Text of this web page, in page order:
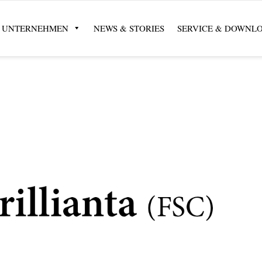
UNTERNEHMEN NEWS & STORIES SERVICE &